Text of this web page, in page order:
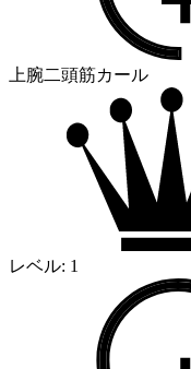
上腕二頭筋カール
レベル: 1